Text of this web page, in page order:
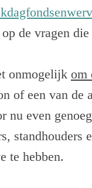
de vragen
onmogelijk om
of een van de
nu even
standhouders
te hebben.